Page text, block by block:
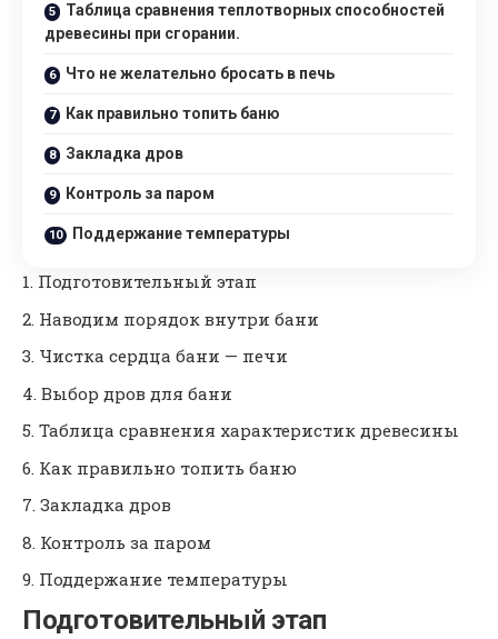
Таблица сравнения теплотворных способностей
древесины при сгорании.
Что не желательно бросать в печь
Как правильно топить баню
Закладка дров
Контроль за паром
Поддержание температуры
Подготовительный этап
Наводим порядок внутри бани
Чистка сердца бани — печи
Выбор дров для бани
Таблица сравнения характеристик древесины
Как правильно топить баню
Закладка дров
Контроль за паром
Поддержание температуры
Подготовительный этап